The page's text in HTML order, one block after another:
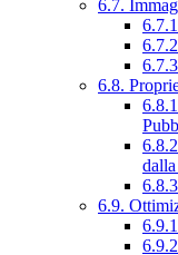
6.7.
6.8.
6.9.